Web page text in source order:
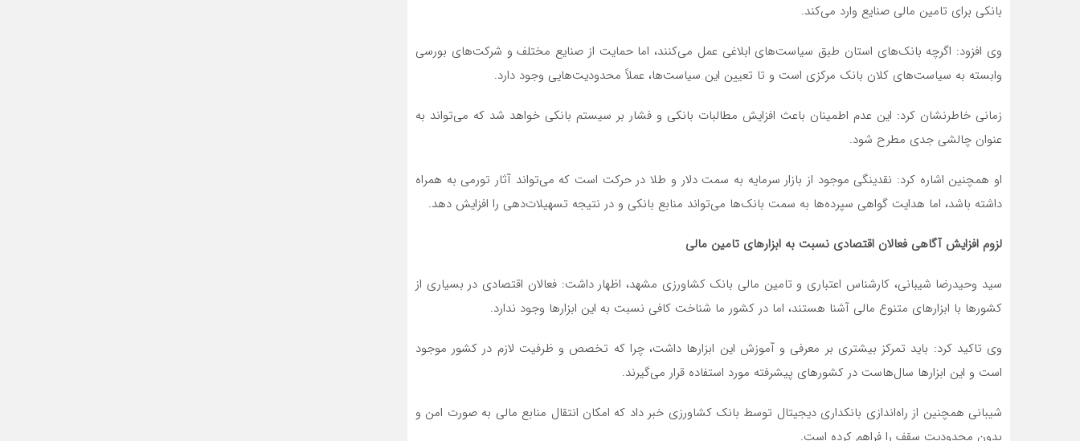
بانکی برای تامین مالی صنایع وارد می‌کند.
وی افزود: اگرچه بانک‌های استان طبق سیاست‌های ابلاغی عمل می‌کنند، اما حمایت از صنایع مختلف و شرکت‌های بورسی
وابسته به سیاست‌های کلان بانک مرکزی است و تا تعیین این سیاست‌ها، عملاً محدودیت‌هایی وجود دارد.
زمانی خاطرنشان کرد: این عدم اطمینان باعث افزایش مطالبات بانکی و فشار بر سیستم بانکی خواهد شد که می‌تواند به
عنوان چالشی جدی مطرح شود.
او همچنین اشاره کرد: نقدینگی موجود از بازار سرمایه به سمت دلار و طلا در حرکت است که می‌تواند آثار تورمی به همراه
داشته باشد، اما هدایت گواهی سپرده‌ها به سمت بانک‌ها می‌تواند منابع بانکی و در نتیجه تسهیلات‌دهی را افزایش دهد.
لزوم افزایش آگاهی فعالان اقتصادی نسبت به ابزارهای تامین مالی
سید وحیدرضا شیبانی، کارشناس اعتباری و تامین مالی بانک کشاورزی مشهد، اظهار داشت: فعالان اقتصادی در بسیاری از
کشورها با ابزارهای متنوع مالی آشنا هستند، اما در کشور ما شناخت کافی نسبت به این ابزارها وجود ندارد.
وی تاکید کرد: باید تمرکز بیشتری بر معرفی و آموزش این ابزارها داشت، چرا که تخصص و ظرفیت لازم در کشور موجود
است و این ابزارها سال‌هاست در کشورهای پیشرفته مورد استفاده قرار می‌گیرند.
شیبانی همچنین از راه‌اندازی بانکداری دیجیتال توسط بانک کشاورزی خبر داد که امکان انتقال منابع مالی به صورت امن و
بدون محدودیت سقف را فراهم کرده است.